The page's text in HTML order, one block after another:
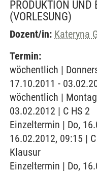
PRODUKTION UND
(VORLESUNG)
Dozent/in: Kateryna
Termin:
wöchentlich |
17.10.2011 -
wöchentlich |
03.02.2012 | C HS 2
Einzeltermin | Do,
16.02.2012, 09:15 |
Klausur
Einzeltermin | Do,